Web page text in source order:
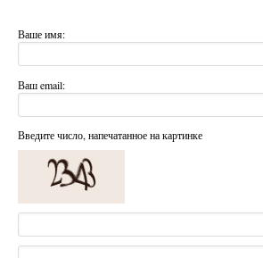
Ваше имя:
Ваш email:
Введите число, напечатанное на картинке